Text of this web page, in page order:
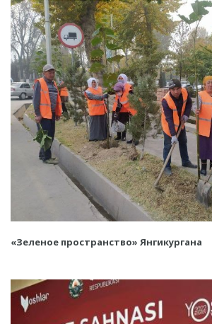
«Зеленое пространство» Янгикургана